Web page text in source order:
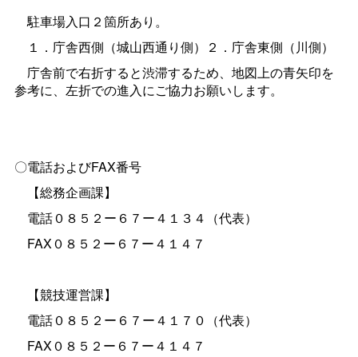
駐車場入口２箇所あり。
１．庁舎西側（城山西通り側）２．庁舎東側（川側）
庁舎前で右折すると渋滞するため、地図上の青矢印を
参考に、左折での進入にご協力お願いします。
〇電話およびFAX番号
【総務企画課】
電話０８５２ー６７ー４１３４（代表）
FAX０８５２ー６７ー４１４７
【競技運営課】
電話０８５２ー６７ー４１７０（代表）
FAX０８５２ー６７ー４１４７